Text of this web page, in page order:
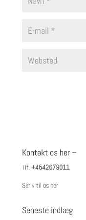
Kontakt os her –
Tlf. +4542679011
Skriv til os her
Seneste indlæg